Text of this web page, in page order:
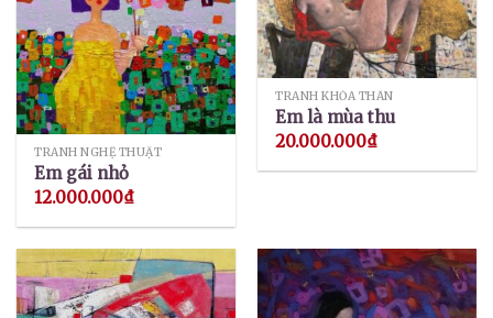
TRANH NGHỆ THUẬT
Em gái nhỏ
12.000.000₫
TRANH KHỎA THÂN
Em là mùa thu
20.000.000₫